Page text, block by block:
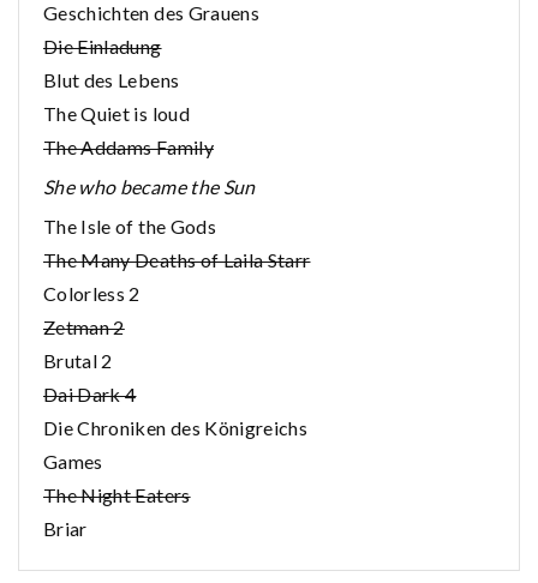
Geschichten des Grauens
Die Einladung
Blut des Lebens
The Quiet is loud
The Addams Family
She who became the Sun
The Isle of the Gods
The Many Deaths of Laila Starr
Colorless 2
Zetman 2
Brutal 2
Dai Dark 4
Die Chroniken des Königreichs
Games
The Night Eaters
Briar